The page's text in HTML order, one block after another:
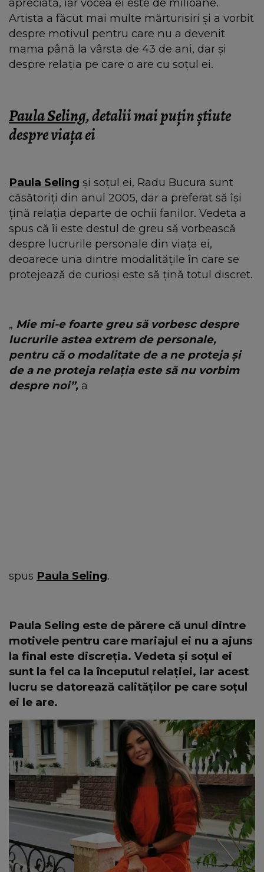
apreciată, iar vocea ei este de milioane.
Artista a făcut mai multe mărturisiri și a vorbit
despre motivul pentru care nu a devenit
mama până la vârsta de 43 de ani, dar și
despre relația pe care o are cu soțul ei.
Paula Seling, detalii mai puțin știute
despre viața ei
Paula Seling și soțul ei, Radu Bucura sunt
căsătoriți din anul 2005, dar a preferat să își
țină relația departe de ochii fanilor. Vedeta a
spus că îi este destul de greu să vorbească
despre lucrurile personale din viața ei,
deoarece una dintre modalitățile în care se
protejează de curioși este să țină totul discret.
„ Mie mi-e foarte greu să vorbesc despre
lucrurile astea extrem de personale,
pentru că o modalitate de a ne proteja și
de a ne proteja relația este să nu vorbim
despre noi”, a
spus Paula Seling.
Paula Seling este de părere că unul dintre
motivele pentru care mariajul ei nu a ajuns
la final este discreția. Vedeta și soțul ei
sunt la fel ca la începutul relației, iar acest
lucru se datorează calităților pe care soțul
ei le are.